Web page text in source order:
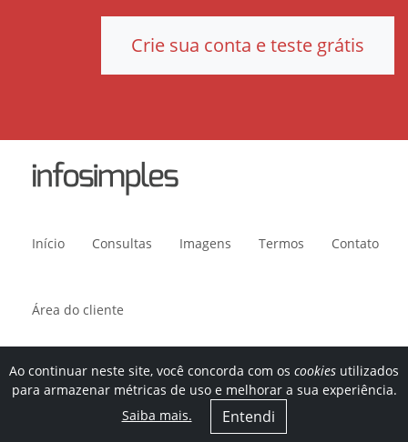
Crie sua conta e teste grátis
Início Consultas Imagens Termos Contato
Área do cliente
Avenida Paulista, 1636, sala 1504. CEP 01310-200. São Paulo, SP.
© 2011-2026 Infosimples.
Ao continuar neste site, você concorda com os cookies utilizados
para armazenar métricas de uso e melhorar a sua experiência.
Saiba mais.
Entendi